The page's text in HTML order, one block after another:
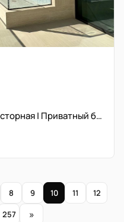
Свободна | Без мебели | Просторная | Приватный бассейн
8 9 10 11
12
257 »